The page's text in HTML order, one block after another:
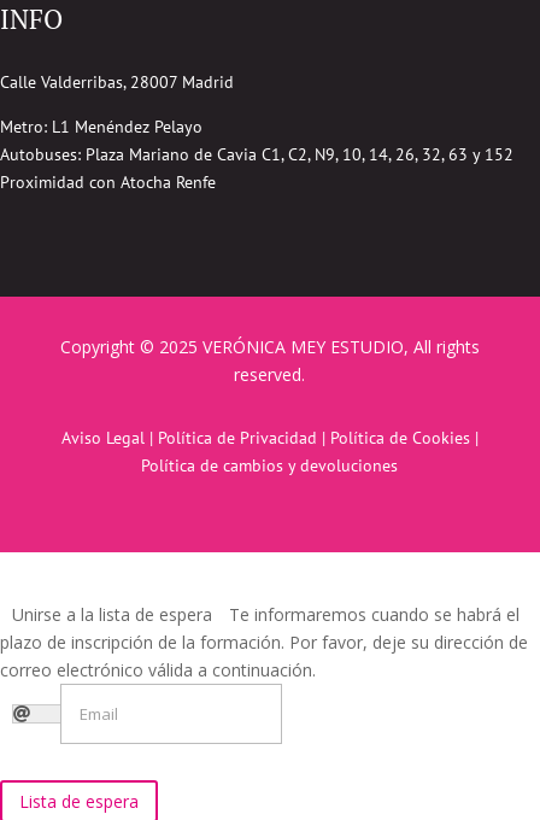
INFO
Calle Valderribas, 28007 Madrid
Metro: L1 Menéndez Pelayo
Autobuses: Plaza Mariano de Cavia C1, C2, N9, 10, 14, 26, 32, 63 y 152
Proximidad con Atocha Renfe
Copyright © 2025 VERÓNICA MEY ESTUDIO, All rights
reserved.
Aviso Legal| Política de Privacidad | Política de Cookies|
Política de cambios y devoluciones
Unirse a la lista de espera
Te informaremos cuando se habrá el
plazo de inscripción de la formación. Por favor, deje su dirección de
correo electrónico válida a continuación.
Lista de espera